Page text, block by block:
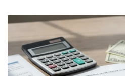
does and why it moves, you can
instead of getting blindsided by a
coming. The setup happens
borrowers at closing. Lenders
annual property tax and